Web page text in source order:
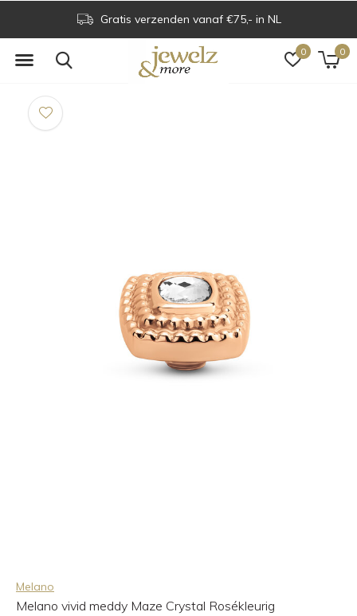
0 0
Gratis verzenden vanaf €75,- in NL
Melano
Melano vivid meddy Maze Crystal Rosékleurig